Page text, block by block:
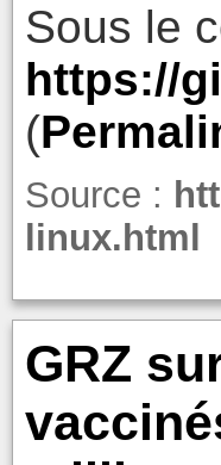
Sous le
https://
(
Source :
linux.html
GRZ